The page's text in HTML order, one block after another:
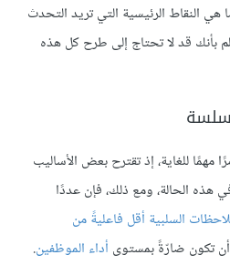
النقاط الرئيسية التي تريد التحدث
بأنك قد لا تحتاج إلى طرح كل هذه
سلسة
مهمًا للغاية، إذ تقترح بعض الأساليب
هذه الحالة، ومع ذلك، فإن عددًا
السلبية أقل فاعليةً من
تكون ضارّةً بمستوى أداء الموظفين.